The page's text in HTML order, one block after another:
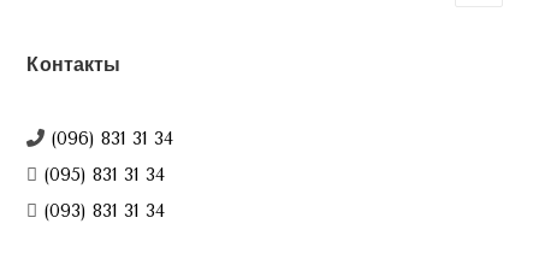
Контакты
(096) 831 31 34
(095) 831 31 34
(093) 831 31 34